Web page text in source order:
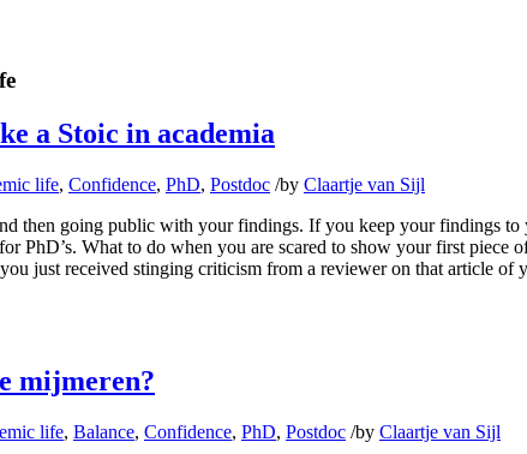
a Stoic in academia
life, Confidence, PhD, Postdoc /by Claartje van Sijl
then going public with your findings. If you keep your findings
PhD’s. What to do when you are scared to show your first
just received stinging criticism from a reviewer on that article
mijmeren?
life, Balance, Confidence, PhD, Postdoc /by Claartje van Sijl